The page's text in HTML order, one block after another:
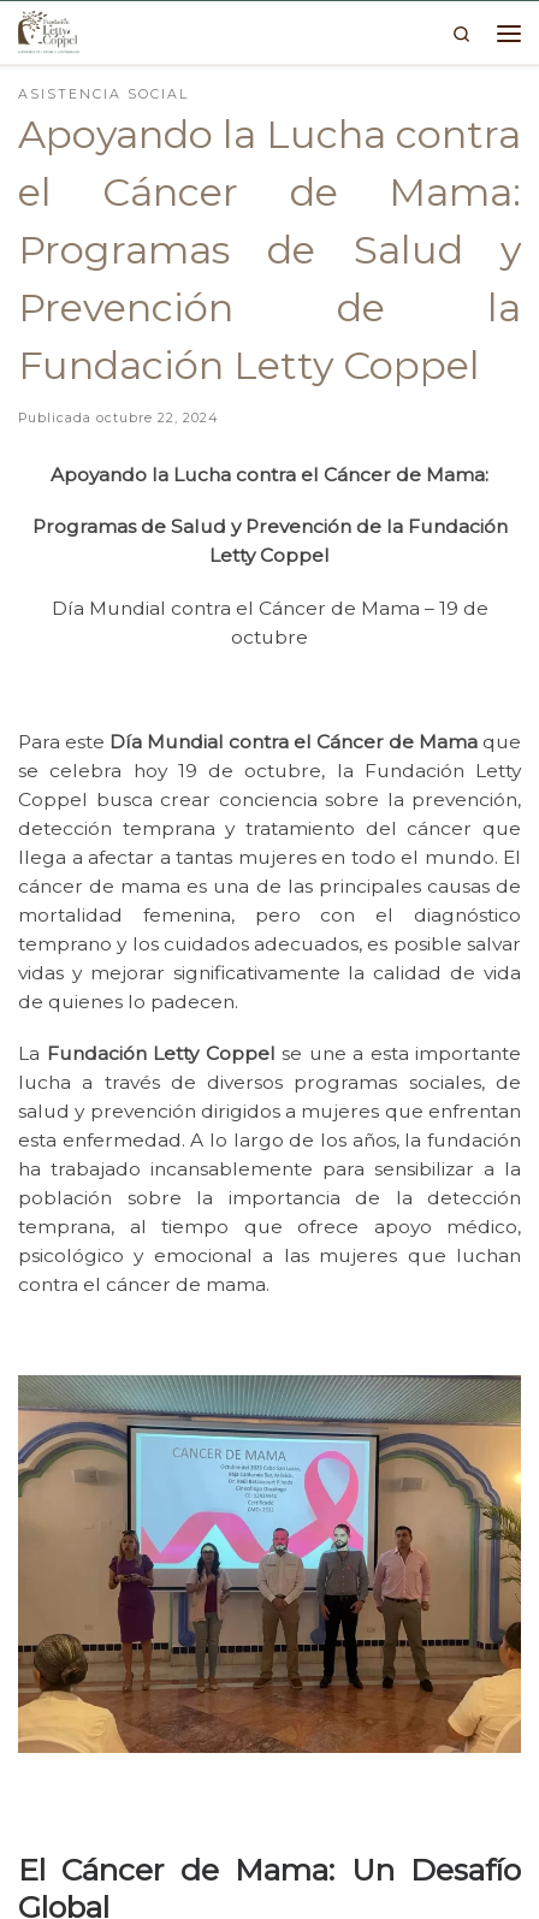
Skip to content
Search
ASISTENCIA SOCIAL
Apoyando la Lucha contra
el Cáncer de Mama:
Programas de Salud y
Prevención de la
Fundación Letty Coppel
Publicada octubre 22, 2024
Apoyando la Lucha contra el Cáncer de Mama:
Programas de Salud y Prevención de la Fundación
Letty Coppel
Día Mundial contra el Cáncer de Mama – 19 de
octubre
Para este Día Mundial contra el Cáncer de Mama que
se celebra hoy 19 de octubre, la Fundación Letty
Coppel busca crear conciencia sobre la prevención,
detección temprana y tratamiento del cáncer que
llega a afectar a tantas mujeres en todo el mundo. El
cáncer de mama es una de las principales causas de
mortalidad femenina, pero con el diagnóstico
temprano y los cuidados adecuados, es posible salvar
vidas y mejorar significativamente la calidad de vida
de quienes lo padecen.
La Fundación Letty Coppel se une a esta importante
lucha a través de diversos programas sociales, de
salud y prevención dirigidos a mujeres que enfrentan
esta enfermedad. A lo largo de los años, la fundación
ha trabajado incansablemente para sensibilizar a la
población sobre la importancia de la detección
temprana, al tiempo que ofrece apoyo médico,
psicológico y emocional a las mujeres que luchan
contra el cáncer de mama.
El Cáncer de Mama: Un Desafío
Global